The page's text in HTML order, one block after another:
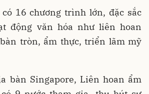
16 chương trình lớn, đặc sắc
động văn hóa như liên hoan
tròn, ẩm thực, triển lãm mỹ
bàn Singapore, Liên hoan ẩm